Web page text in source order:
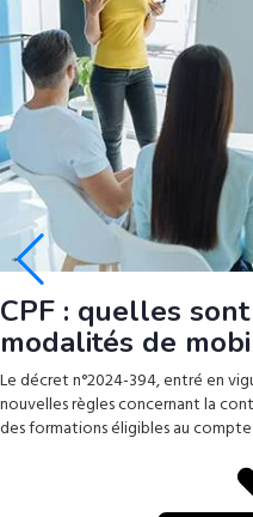
CPF : quelles
modalités de
Le décret n°2024-394, entré en
nouvelles règles concernant la
des formations éligibles au